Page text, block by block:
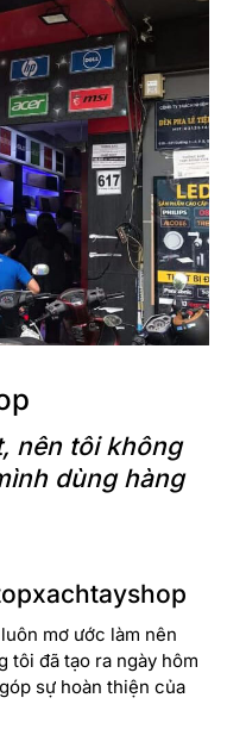
nên tôi không
dùng hàng
mơ ước làm nên
tôi đã tạo ra ngày hôm
sự hoàn thiện của